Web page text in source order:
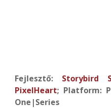
Fejlesztő: Storybird
PixelHeart; Platform:
One|Series